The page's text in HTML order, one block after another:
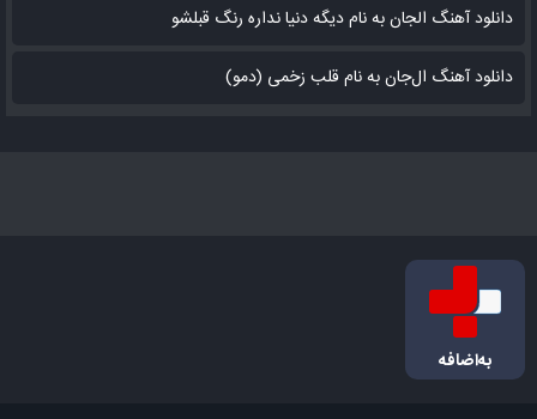
دانلود آهنگ الجان به نام دیگه دنیا نداره رنگ قبلشو
دانلود آهنگ ال‌جان به نام قلب زخمی (دمو)
به‌اضافه